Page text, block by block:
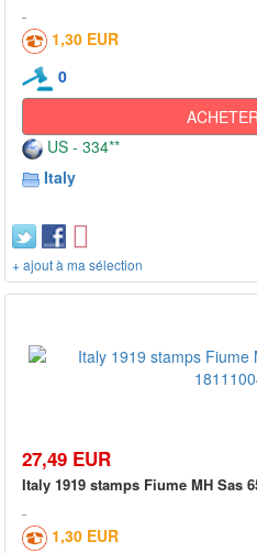
1,30 EUR
0
ACHETER
US - 334**
Italy
+ ajout à ma sélection
27,49 EUR
Italy 1919 stamps Fiume MH Sas
1,30 EUR